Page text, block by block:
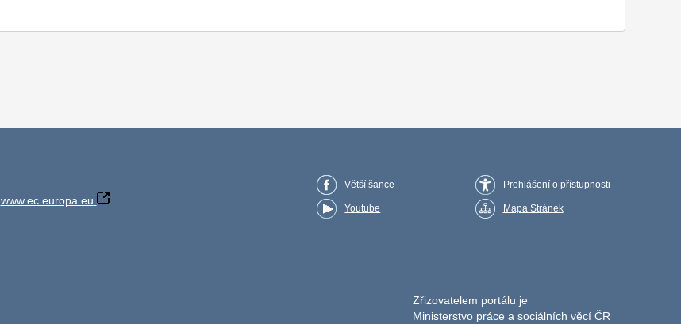
www.ec.europa.eu
Větší šance
Youtube
Prohlášení o přístupnosti
Mapa Stránek
Zřizovatelem portálu je
Ministerstvo práce a sociálních věcí ČR